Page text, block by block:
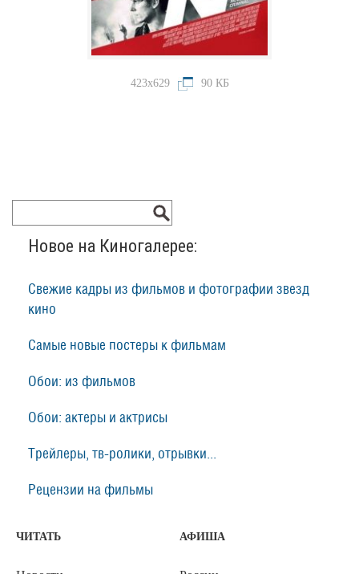
423x629 90 КБ
Новое на Киногалерее:
Свежие кадры из фильмов и фотографии звезд
кино
Самые новые постеры к фильмам
Обои: из фильмов
Обои: актеры и актрисы
Трейлеры, тв-ролики, отрывки...
Рецензии на фильмы
ЧИТАТЬ АФИША